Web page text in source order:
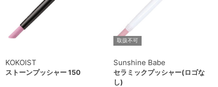
KOKOIST
ストーンプッシャー 150
取扱不可
Sunshine Babe
セラミックプッシャー(ロゴな
し)